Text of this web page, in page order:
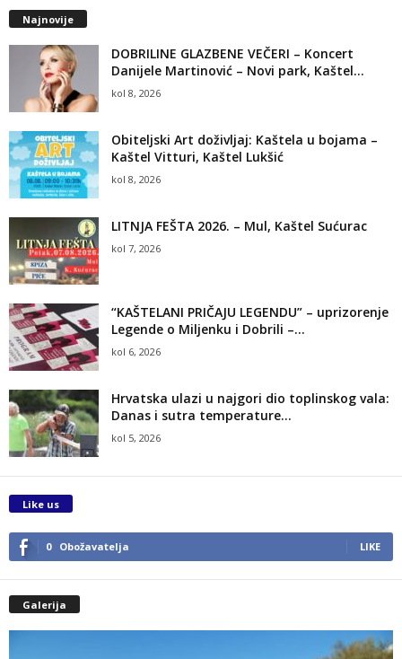
Najnovije
DOBRILINE GLAZBENE VEČERI – Koncert
Danijele Martinović – Novi park, Kaštel...
kol 8, 2026
Obiteljski Art doživljaj: Kaštela u bojama –
Kaštel Vitturi, Kaštel Lukšić
kol 8, 2026
LITNJA FEŠTA 2026. – Mul, Kaštel Sućurac
kol 7, 2026
“KAŠTELANI PRIČAJU LEGENDU” – uprizorenje
Legende o Miljenku i Dobrili –...
kol 6, 2026
Hrvatska ulazi u najgori dio toplinskog vala:
Danas i sutra temperature...
kol 5, 2026
Like us
0 Obožavatelja LIKE
Galerija